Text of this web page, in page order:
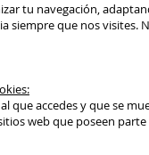
tu navegación,
siempre que nos visites.
que accedes y que se
web que poseen